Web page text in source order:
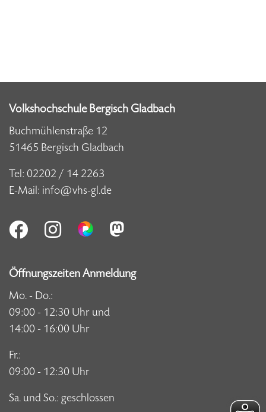
Volkshochschule Bergisch Gladbach
Buchmühlenstraße 12
51465 Bergisch Gladbach
Tel: 02202 / 14 2263
E-Mail: info@vhs-gl.de
Öffnungszeiten Anmeldung
Mo. - Do.:
09:00 - 12:30 Uhr und
14:00 - 16:00 Uhr
Fr.:
09:00 - 12:30 Uhr
Sa. und So.: geschlossen